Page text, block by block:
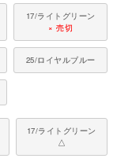
17/ライトグリーン
× 売切
25/ロイヤルブルー
17/ライトグリーン
△